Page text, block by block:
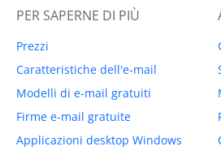
PER SAPERNE DI PIÙ
Prezzi
Caratteristiche dell'e-mail
Modelli di e-mail gratuiti
Firme e-mail gratuite
Applicazioni desktop Windows